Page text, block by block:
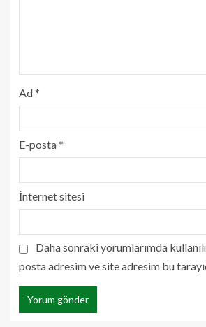
Ad*
E-posta*
İnternet sitesi
Daha sonraki yorumlarımda
posta adresim ve site adresim bu